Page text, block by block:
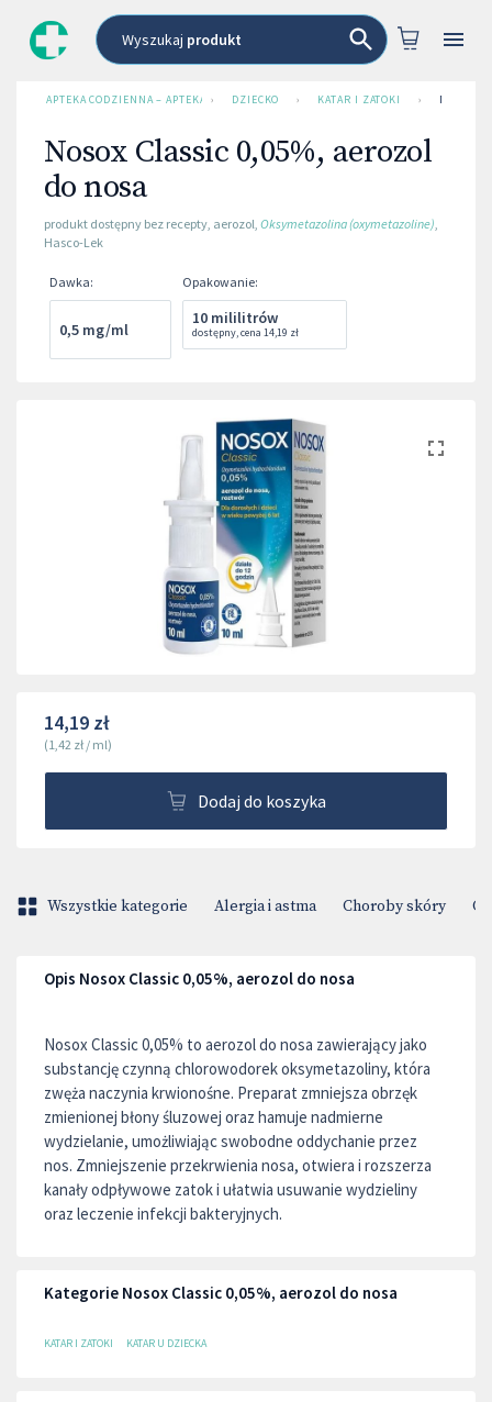
Wyszukaj produkt
APTEKA CODZIENNA – APTEKA INTERNETOWA
› DZIECKO › KATAR I ZATOKI › NOSOX
Nosox Classic 0,05%, aerozol
do nosa
produkt dostępny bez recepty, aerozol, Oksymetazolina (oxymetazoline),
Hasco-Lek
Dawka:
0,5 mg/ml
Opakowanie:
10 mililitrów
dostępny,cena 14,19 zł
14,19 zł
(1,42 zł / ml)
Dodaj do koszyka
Wszystkie kategorie Alergia i astma Choroby skóry
Opis Nosox Classic 0,05%, aerozol do nosa
Nosox Classic 0,05% to aerozol do nosa zawierający jako
substancję czynną chlorowodorek oksymetazoliny, która
zwęża naczynia krwionośne. Preparat zmniejsza obrzęk
zmienionej błony śluzowej oraz hamuje nadmierne
wydzielanie, umożliwiając swobodne oddychanie przez
nos. Zmniejszenie przekrwienia nosa, otwiera i rozszerza
kanały odpływowe zatok i ułatwia usuwanie wydzieliny
oraz leczenie infekcji bakteryjnych.
Kategorie Nosox Classic 0,05%, aerozol do nosa
KATAR I ZATOKI KATAR U DZIECKA